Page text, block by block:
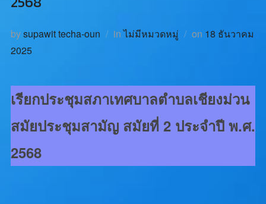
bysupawit techa-oun inไม่มีหมวดหมู่ on 18 ธันวาคม
2025
เรียกประชุมสภาเทศบาลตำบลเชียงม่วน
สมัยประชุมสามัญ สมัยที่ 2 ประจำปี พ.ศ.
2568